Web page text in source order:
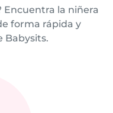
Encuentra la niñera
forma rápida y
Babysits.